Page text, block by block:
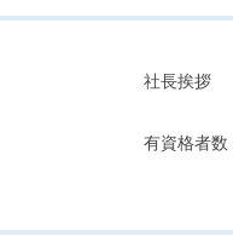
社長挨拶
有資格者数